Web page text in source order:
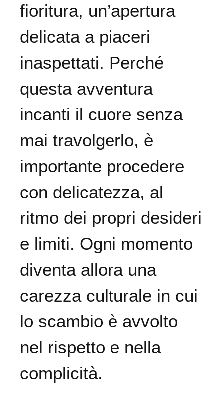
fioritura, un’apertura
delicata a piaceri
inaspettati. Perché
questa avventura
incanti il ​​cuore senza
mai travolgerlo, è
importante procedere
con delicatezza, al
ritmo dei propri desideri
e limiti. Ogni momento
diventa allora una
carezza culturale in cui
lo scambio è avvolto
nel rispetto e nella
complicità.